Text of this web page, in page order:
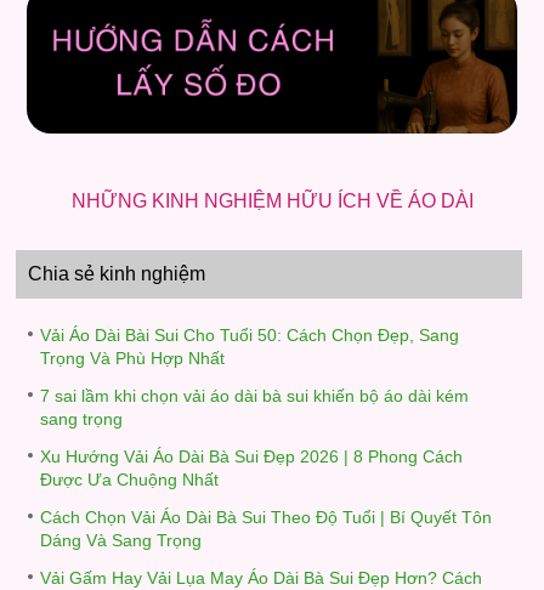
NHỮNG KINH NGHIỆM HỮU ÍCH VỀ ÁO DÀI
Chia sẻ kinh nghiệm
Vải Áo Dài Bài Sui Cho Tuổi 50: Cách Chọn Đẹp, Sang
Trọng Và Phù Hợp Nhất
7 sai lầm khi chọn vải áo dài bà sui khiến bộ áo dài kém
sang trọng
Xu Hướng Vải Áo Dài Bà Sui Đẹp 2026 | 8 Phong Cách
Được Ưa Chuộng Nhất
Cách Chọn Vải Áo Dài Bà Sui Theo Độ Tuổi | Bí Quyết Tôn
Dáng Và Sang Trọng
Vải Gấm Hay Vải Lụa May Áo Dài Bà Sui Đẹp Hơn? Cách